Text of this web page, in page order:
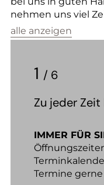
nehmen uns viel
alle anzeigen
1 / 6
Zu jeder
IMMER FÜR
Termine